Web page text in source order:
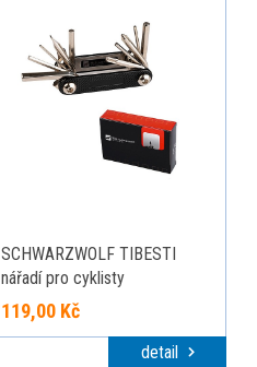
SCHWARZWOLF TIBESTI
nářadí pro cyklisty
119,00 Kč
detail